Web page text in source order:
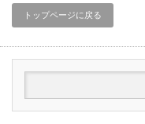
トップページに戻る